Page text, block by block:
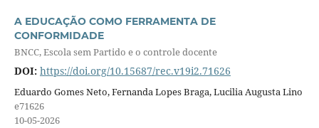
A EDUCAÇÃO COMO FERRAMENTA DE
CONFORMIDADE
BNCC, Escola sem Partido e o controle docente
DOI: https://doi.org/10.15687/rec.v19i2.71626
Eduardo Gomes Neto, Fernanda Lopes Braga, Lucilia Augusta Lino
e71626
10-05-2026